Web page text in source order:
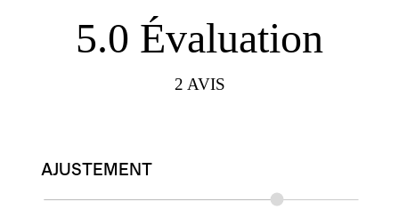
5.0 Évaluation
2 AVIS
AJUSTEMENT